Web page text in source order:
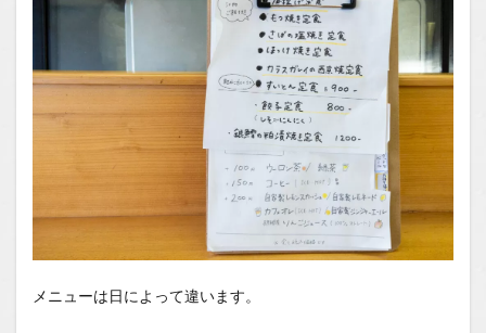
メニューは日によって違います。